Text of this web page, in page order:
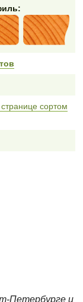
сортом
Петербурге и